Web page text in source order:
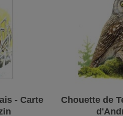
- Carte
Chouette de